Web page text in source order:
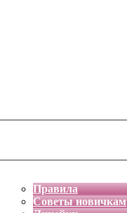
Правила
Советы новичкам